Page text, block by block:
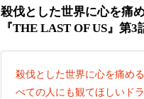
殺伐とした世界に心を痛
『THE LAST OF US』第3
殺伐とした世界に心を痛め
べての人にも観てほしいド